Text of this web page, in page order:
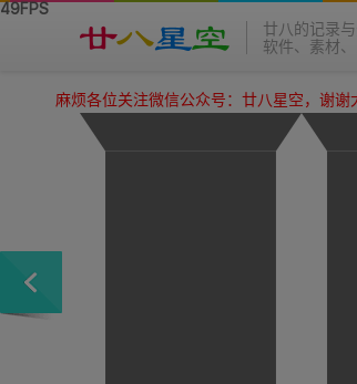
廿八的记录
软件、素材
位关注微信公众号：廿八星空，谢谢大家！|麻烦